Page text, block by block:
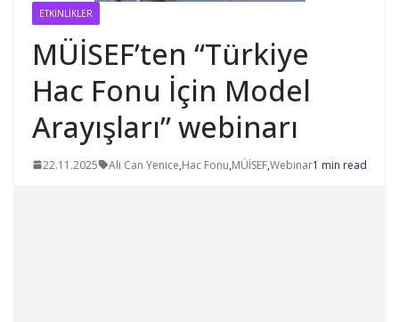
ETKINLIKLER
MÜİSEF’ten “Türkiye
Hac Fonu İçin Model
Arayışları” webinarı
22.11.2025 Ali Can Yenice,Hac Fonu,MÜİSEF,Webinar1 min read